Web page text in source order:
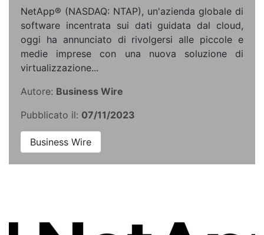
NetApp® (NASDAQ: NTAP), un'azienda globale di
software incentrata sui dati guidata dal cloud,
oggi ha annunciato di rivolgersi alle piccole e
medie imprese con una nuova soluzione di
virtualizzazione...
Autore: Business Wire
Pubblicato il: 07/11/2023
Business Wire